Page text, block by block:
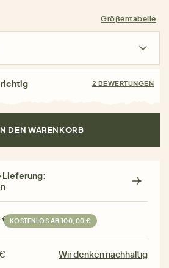
Größentabelle
richtig 2 BEWERTUNGEN
DEN WARENKORB
Lieferung:
€ KOSTENLOS AB 100,00 €
Wir denken nachhaltig